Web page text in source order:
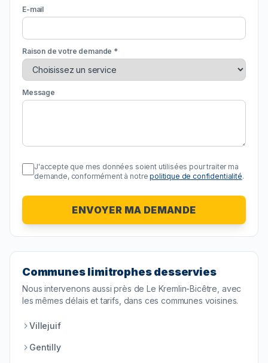
E-mail
Raison de votre demande *
Message
J'accepte que mes données soient utilisées pour traiter ma
demande, conformément à notre politique de confidentialité.
ENVOYER MA DEMANDE
Communes limitrophes desservies
Nous intervenons aussi près deLe Kremlin-Bicêtre , avec
les mêmes délais et tarifs, dans ces communes voisines.
Villejuif
Gentilly